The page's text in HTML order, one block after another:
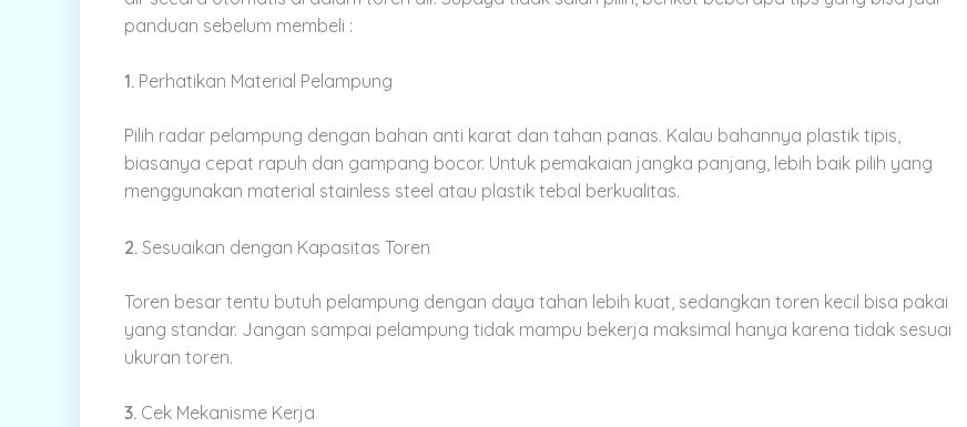
panduan sebelum membeli :
1. Perhatikan Material Pelampung
Pilih radar pelampung dengan bahan anti karat dan tahan panas. Kalau bahannya plastik tipis,
biasanya cepat rapuh dan gampang bocor. Untuk pemakaian jangka panjang, lebih baik pilih yang
menggunakan material stainless steel atau plastik tebal berkualitas.
2. Sesuaikan dengan Kapasitas Toren
Toren besar tentu butuh pelampung dengan daya tahan lebih kuat, sedangkan toren kecil bisa pakai
yang standar. Jangan sampai pelampung tidak mampu bekerja maksimal hanya karena tidak sesuai
ukuran toren.
3. Cek Mekanisme Kerja